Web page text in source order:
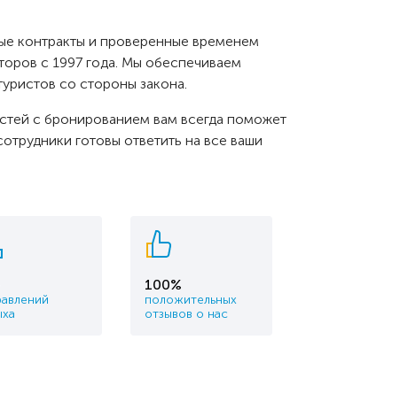
контракты и проверенные временем
с 1997 года. Мы обеспечиваем
со стороны закона.
с бронированием вам всегда поможет
готовы ответить на все ваши
100%
положительных
отзывов о нас